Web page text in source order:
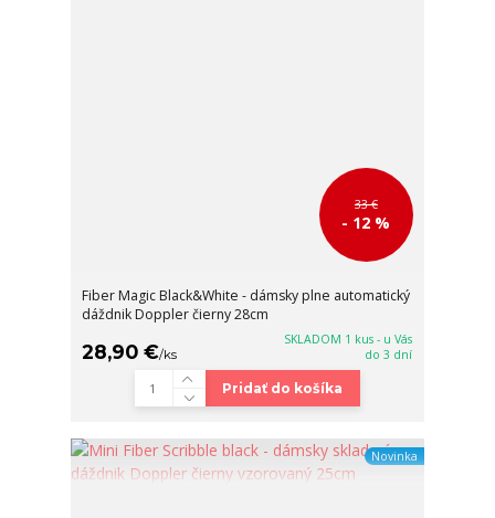
33 €
- 12 %
Fiber Magic Black&White - dámsky plne automatický
dáždnik Doppler čierny 28cm
28,90 €/ks
SKLADOM 1 kus - u Vás
do 3 dní
Pridať do košíka
Novinka